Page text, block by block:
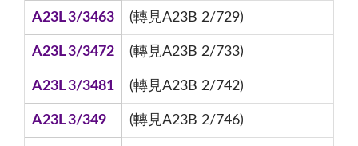
A23L 3/3463 (轉見A23B 2/729)
A23L 3/3472 (轉見A23B 2/733)
A23L 3/3481 (轉見A23B 2/742)
A23L 3/349 (轉見A23B 2/746)